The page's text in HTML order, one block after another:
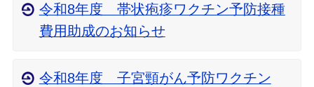
令和8年度 帯状疱疹ワクチン予防接種
費用助成のお知らせ
令和8年度 子宮頸がん予防ワクチン